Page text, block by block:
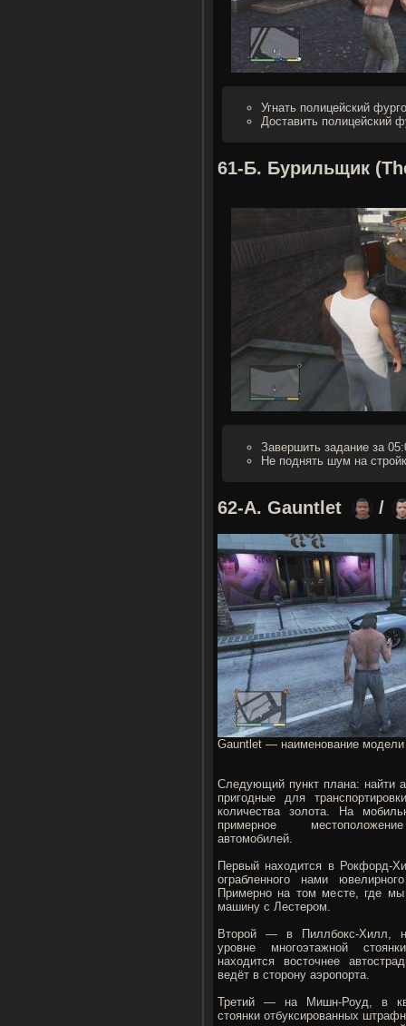
Угнать полицейский
Доставить полицейский
61-Б. Бурильщик
Завершить задание за
Не поднять шум на
62-А. Gauntlet /
Gauntlet — наименование модели
Следующий пункт плана: найти
пригодные для
количества золота. На
примерное
автомобилей.
Первый находится в Рокфорд-
ограбленного нами
Примерно на том месте, где мы
машину с Лестером.
Второй — в Пиллбокс-Хилл,
уровне многоэтажной
находится восточнее
ведёт в сторону аэропорта.
Третий — на Мишн-Роуд, в
стоянки отбуксированных